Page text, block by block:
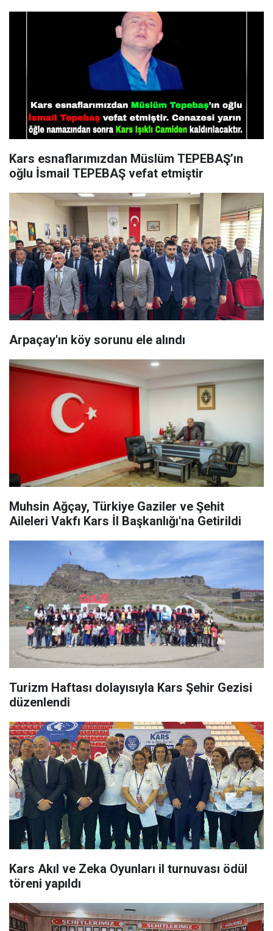
Kars esnaflarımızdan Müslüm TEPEBAŞ’ın
oğlu İsmail TEPEBAŞ vefat etmiştir
Arpaçay'ın köy sorunu ele alındı
Muhsin Ağçay, Türkiye Gaziler ve Şehit
Aileleri Vakfı Kars İl Başkanlığı'na Getirildi
Turizm Haftası dolayısıyla Kars Şehir Gezisi
düzenlendi
Kars Akıl ve Zeka Oyunları il turnuvası ödül
töreni yapıldı